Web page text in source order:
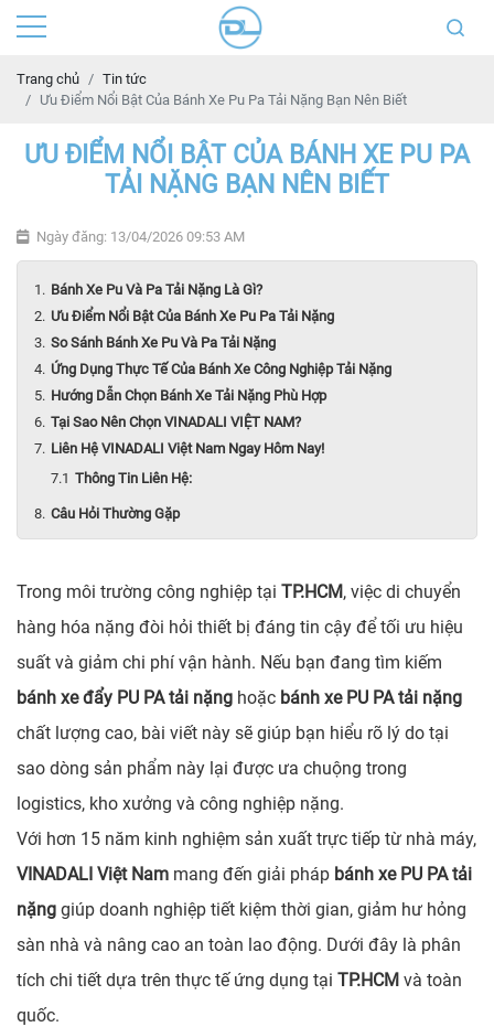
Trang chủ
Tin tức
Ưu Điểm Nổi Bật Của Bánh Xe Pu Pa Tải Nặng Bạn Nên Biết
ƯU ĐIỂM NỔI BẬT CỦA BÁNH XE PU PA
TẢI NẶNG BẠN NÊN BIẾT
Ngày đăng: 13/04/2026 09:53 AM
Bánh Xe Pu Và Pa Tải Nặng Là Gì?
Ưu Điểm Nổi Bật Của Bánh Xe Pu Pa Tải Nặng
So Sánh Bánh Xe Pu Và Pa Tải Nặng
Ứng Dụng Thực Tế Của Bánh Xe Công Nghiệp Tải Nặng
Hướng Dẫn Chọn Bánh Xe Tải Nặng Phù Hợp
Tại Sao Nên Chọn VINADALI VIỆT NAM?
Liên Hệ VINADALI Việt Nam Ngay Hôm Nay!
Thông Tin Liên Hệ:
Câu Hỏi Thường Gặp
Trong môi trường công nghiệp tại TP.HCM, việc di chuyển
hàng hóa nặng đòi hỏi thiết bị đáng tin cậy để tối ưu hiệu
suất và giảm chi phí vận hành. Nếu bạn đang tìm kiếm
bánh xe đẩy PU PA tải nặng hoặc bánh xe PU PA tải nặng
chất lượng cao, bài viết này sẽ giúp bạn hiểu rõ lý do tại
sao dòng sản phẩm này lại được ưa chuộng trong
logistics, kho xưởng và công nghiệp nặng.
Với hơn 15 năm kinh nghiệm sản xuất trực tiếp từ nhà máy,
VINADALI Việt Nam mang đến giải pháp bánh xe PU PA tải
nặng giúp doanh nghiệp tiết kiệm thời gian, giảm hư hỏng
sàn nhà và nâng cao an toàn lao động. Dưới đây là phân
tích chi tiết dựa trên thực tế ứng dụng tại TP.HCM và toàn
quốc.